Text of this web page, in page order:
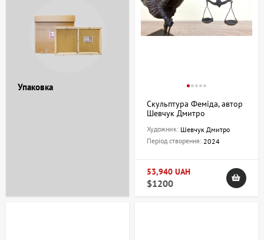
Упаковка
Скульптура Феміда, автор
Шевчук Дмитро
Художник: Шевчук Дмитро
Період створення: 2024
53,940 UAH
$1200